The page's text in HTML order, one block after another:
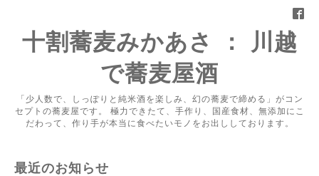
十割蕎麦みかあさ ： 川越
で蕎麦屋酒
「少人数で、しっぽりと純米酒を楽しみ、幻の蕎麦で締める」がコン
セプトの蕎麦屋です。 極力できたて、手作り、国産食材、無添加にこ
だわって、作り手が本当に食べたいモノをお出ししております。
最近のお知らせ